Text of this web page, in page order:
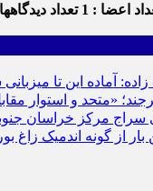
اعضا : 1 تعداد دیدگاهها
آماده این تا
مرکز خراسان
بار از گونه اندمیک